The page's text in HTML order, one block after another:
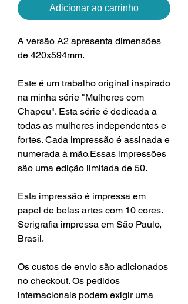
Adicionar ao carrinho
A versão A2 apresenta dimensões
de 420x594mm.
Este é um trabalho original inspirado
na minha série "Mulheres com
Chapeu". Esta série é dedicada a
todas as mulheres independentes e
fortes. Cada impressão é assinada e
numerada à mão.Essas impressões
são uma edição limitada de 50.
Esta impressão é impressa em
papel de belas artes com 10 cores.
Serigrafia impressa em São Paulo,
Brasil.
Os custos de envio são adicionados
no checkout. Os pedidos
internacionais podem exigir uma